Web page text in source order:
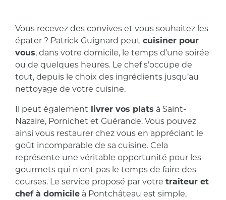
Vous recevez des convives et vous souhaitez les
épater ? Patrick Guignard peut cuisiner pour
vous, dans votre domicile, le temps d’une soirée
ou de quelques heures. Le chef s’occupe de
tout, depuis le choix des ingrédients jusqu’au
nettoyage de votre cuisine.
Il peut également livrer vos plats à Saint-
Nazaire, Pornichet et Guérande. Vous pouvez
ainsi vous restaurer chez vous en appréciant le
goût incomparable de sa cuisine. Cela
représente une véritable opportunité pour les
gourmets qui n'ont pas le temps de faire des
courses. Le service proposé par votre traiteur et
chef à domicileà Pontchâteau est simple,